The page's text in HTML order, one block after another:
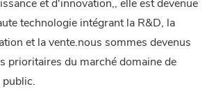
et d'innovation,, elle est devenue
technologie intégrant la R&D, la
et la vente.nous sommes devenus
prioritaires du marché domaine de